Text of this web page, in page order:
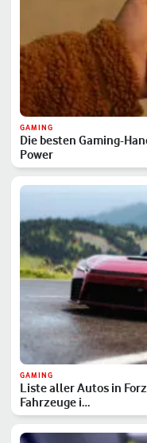
GAMING
Die besten Gaming-
Power
GAMING
Liste aller Autos in
Fahrzeuge i…